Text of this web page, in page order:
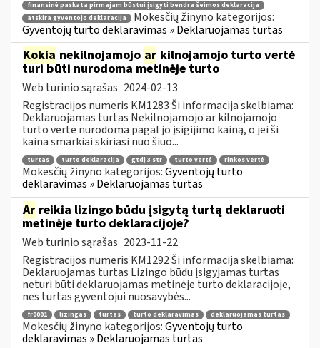
finansinė paskata pirmajam būstui įsigyti bendra šeimos deklaracija
atskira gyventojo deklaracija
Mokesčių žinyno kategorijos:
Gyventojų turto deklaravimas » Deklaruojamas turtas
Kokia nekilnojamojo ar kilnojamojo turto vertė
turi būti nurodoma metinėje turto
Web turinio sąrašas 2024-02-13
Registracijos numeris KM1283 Ši informacija skelbiama:
Deklaruojamas turtas Nekilnojamojo ar kilnojamojo
turto vertė nurodoma pagal jo įsigijimo kainą, o jei ši
kaina smarkiai skiriasi nuo šiuo...
turtas turto deklaracija gtdį 3 str turto vertė rinkos vertė
Mokesčių žinyno kategorijos:Gyventojų turto
deklaravimas » Deklaruojamas turtas
Ar reikia lizingo būdu įsigytą turtą deklaruoti
metinėje turto deklaracijoje?
Web turinio sąrašas 2023-11-22
Registracijos numeris KM1292 Ši informacija skelbiama:
Deklaruojamas turtas Lizingo būdu įsigyjamas turtas
neturi būti deklaruojamas metinėje turto deklaracijoje,
nes turtas gyventojui nuosavybės...
fr0001 lizingas turtas turto deklaravimas deklaruojamas turtas
Mokesčių žinyno kategorijos:Gyventojų turto
deklaravimas » Deklaruojamas turtas